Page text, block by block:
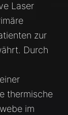
Laser
zur
Durch
thermische
im